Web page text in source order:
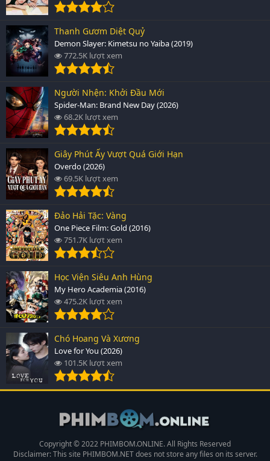
Thanh Gươm Diệt Quỷ
Demon Slayer: Kimetsu no Yaiba (2019)
772.5K lượt xem
Người Nhện: Khởi Đầu Mới
Spider-Man: Brand New Day (2026)
68.2K lượt xem
Giây Phút Ấy Vượt Quá Giới Hạn
Overdo (2026)
69.5K lượt xem
Đảo Hải Tặc: Vàng
One Piece Film: Gold (2016)
751.7K lượt xem
Học Viện Siêu Anh Hùng
My Hero Academia (2016)
475.2K lượt xem
Chó Hoang Và Xương
Love for You (2026)
101.5K lượt xem
Copyright © 2022 PHIMBOM.ONLINE. All Rights Reserved
Disclaimer: This site PHIMBOM.NETdoes not store any files on its server.